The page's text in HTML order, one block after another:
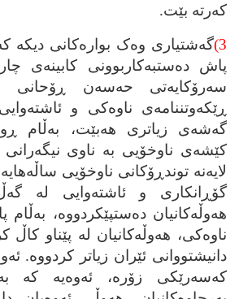
که‌رته‌ بێت.
3) گه‌شتیاری وه‌ک بواره‌کانی دیکه‌
پاش ده‌ستبه‌کاربوونی کابینه‌ی
سه‌رۆکایه‌تی حه‌سه‌ن ڕۆحانی
ڕێکه‌وتننامه‌ی ناوه‌کی و
گه‌شه‌ی زیاتری هه‌بێت، به‌ڵام
کێشه‌ی ناوخۆیی به‌ ناوی نیگه‌رانی
لایه‌نه‌ توندڕۆکانی ناوخۆیی
گۆڕانکاری و ئاشته‌وایی له‌
هه‌وڵه‌کانیان ده‌ستپێکردووه‌،
ناوه‌کی، هه‌وڵه‌کانیان له‌ پێناو کاڵ
دانیشتووانی ئێران زیاتر کردووه‌.
که‌سه‌رێکی زۆره‌، ئه‌وه‌یه‌ که‌